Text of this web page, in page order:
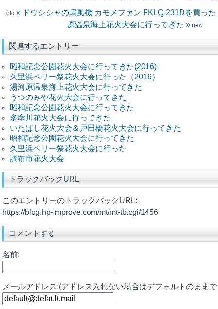
old « ドウシシャの扇風機 カモメファン FKLQ-231Dを買った
原温泉海上花火大会に行ってきた » new
関連するエントリー
昭和記念公園花火大会に行ってきた(2016)
久里浜ペリー祭花火大会に行った（2016）
湯河原温泉海上花火大会に行ってきた
うつのみや花火大会に行ってきた
昭和記念公園花火大会に行ってきた
多摩川花火大会に行ってきた
いたばし花火大会＆戸田橋花火大会に行ってきた
昭和記念公園花火大会に行ってきた
久里浜ペリー祭花火大会に行った
調布市花火大会
トラックバックURL
このエントリーのトラックバックURL:
https://blog.hp-improve.com/mt/mt-tb.cgi/1456
コメントする
名前:
メールアドレス:(アドレス入れない場合はデフォルトのまま